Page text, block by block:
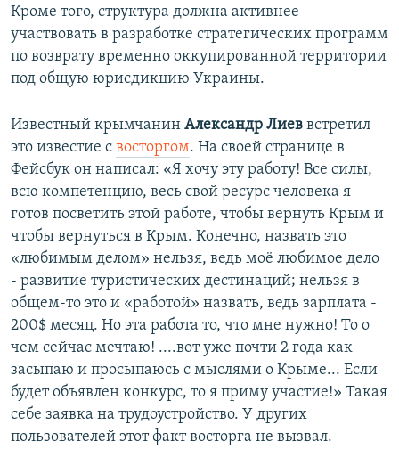
Кроме того, структура должна активнее
участвовать в разработке стратегических программ
по возврату временно оккупированной территории
под общую юрисдикцию Украины.
Известный крымчанин Александр Лиев встретил
это известие с восторгом. На своей странице в
Фейсбук он написал: «Я хочу эту работу! Все силы,
всю компетенцию, весь свой ресурс человека я
готов посветить этой работе, чтобы вернуть Крым и
чтобы вернуться в Крым. Конечно, назвать это
«любимым делом» нельзя, ведь моё любимое дело
- развитие туристических дестинаций; нельзя в
общем-то это и «работой» назвать, ведь зарплата -
200$ месяц. Но эта работа то, что мне нужно! То о
чем сейчас мечтаю! ....вот уже почти 2 года как
засыпаю и просыпаюсь с мыслями о Крыме... Если
будет объявлен конкурс, то я приму участие!» Такая
себе заявка на трудоустройство. У других
пользователей этот факт восторга не вызвал.